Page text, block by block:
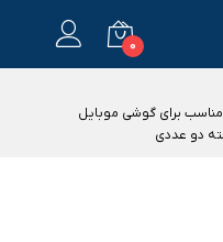
0
محافظ صفحه نمایش اسپریگ مدل SPss مناسب برای گوشی موبایل